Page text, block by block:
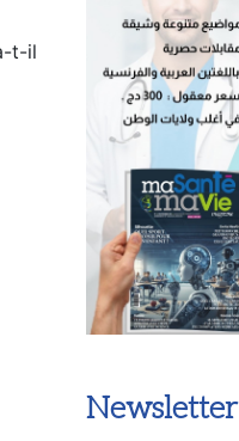
t-il
Newsletter